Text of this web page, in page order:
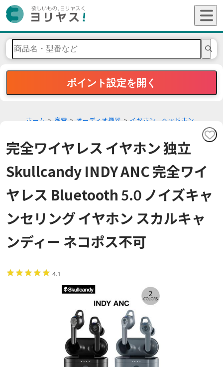
ポイント設定を開く
ホーム 家電 オーディオ機器 イヤホン、ヘッドホン
完全ワイヤレス イヤホン 独立
Skullcandy INDY ANC 完全ワイ
ヤレス Bluetooth 5.0 ノイズキャ
ンセリング イヤホン スカルキャ
ンディー ネコポス不可
4.1